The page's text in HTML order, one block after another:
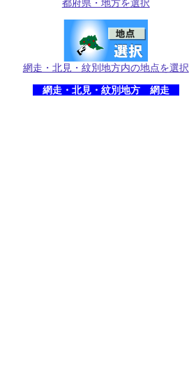
都府県・地方を選択
網走・北見・紋別地方内の地点を選択
網走・北見・紋別地方 網走